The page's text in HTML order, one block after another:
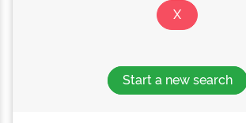
Start a new search